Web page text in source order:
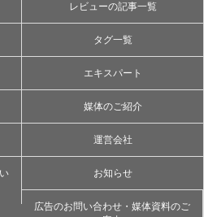
レビューの記事一覧
タグ一覧
エキスパート
媒体のご紹介
運営会社
お知らせ
広告のお問い合わせ・媒体資料のご